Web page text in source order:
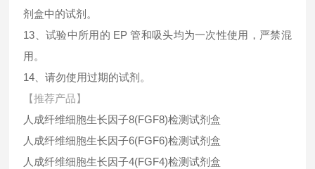
剂盒中的试剂。
13、试验中所用的 EP 管和吸头均为一次性使用，严禁混
用。
14、请勿使用过期的试剂。
【推荐产品】
人成纤维细胞生长因子8(FGF8)检测试剂盒
人成纤维细胞生长因子6(FGF6)检测试剂盒
人成纤维细胞生长因子4(FGF4)检测试剂盒